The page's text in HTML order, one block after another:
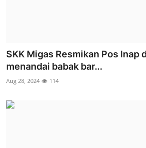
SKK Migas Resmikan Pos Inap
menandai babak bar...
Aug 28, 2024 114